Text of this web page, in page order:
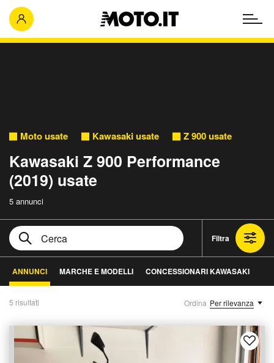
Moto usate Kawasaki usate Z 900 usate
Kawasaki Z 900 Performance
(2019) usate
5 annunci
Filtra
ANNUNCI MARCHE E MODELLI CONCESSIONARI KAWASAKI
5 risultati Ordina Per rilevanza